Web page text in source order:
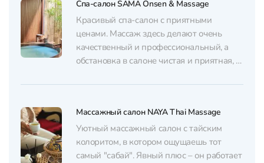
вас угостят ароматным чаем. Атмосфера
здесь тихая, умиротворенная, что
позволит максимально расслабиться и
получить...
Спа-салон SAMA Onsen & Massage
Красивый спа-салон с приятными
ценами. Массаж здесь делают очень
качественный и профессиональный, а
обстановка в салоне чистая и приятная, с
Сервис здесь супер внимательный и
отдельных комнатах, где играет
расслабляющая музыка. После массажа
вас проводят в душ. Помимо
великолепного массажа тут можно...
Массажный салон NAYA Thai Massage
Уютный массажный салон с тайским
колоритом, в котором ощущаешь тот
самый "сабай". Явный плюс – он работает